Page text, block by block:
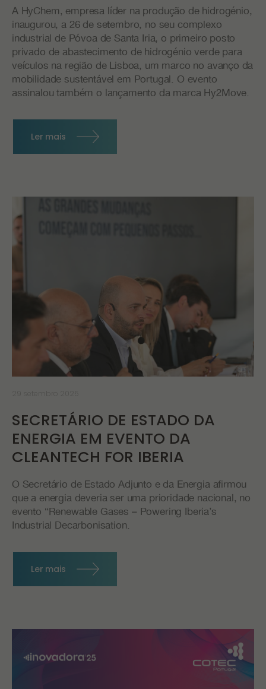
A HyChem, empresa líder na produção de hidrogénio,
inaugurou, a 26 de setembro, no seu complexo
industrial de Póvoa de Santa Iria, o primeiro posto
privado de abastecimento de hidrogénio verde para
veículos na região de Lisboa, um marco no avanço da
mobilidade sustentável em Portugal. O evento
assinalou também o lançamento da marca Hy2Move.
Ler mais
SECRETÁRIO DE ESTADO DA
ENERGIA EM EVENTO DA
CLEANTECH FOR IBERIA
O Secretário de Estado Adjunto e da Energia afirmou
que a energia deveria ser uma prioridade nacional, no
evento “Renewable Gases – Powering Iberia’s
Industrial Decarbonisation.
Ler mais